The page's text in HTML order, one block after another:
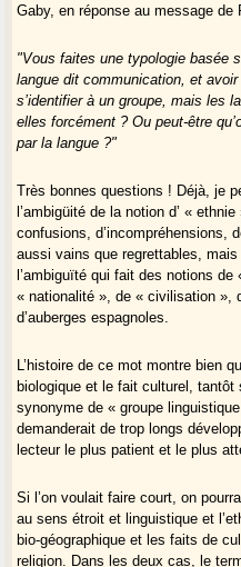
Gaby, en réponse au message
"Vous faites une typologie basée
langue dit communication, et
s’identifier à un groupe, mais les
elles forcément ? Ou peut-être
par la langue ?"
Très bonnes questions ! Déjà, je
l’ambigüité de la notion d’ «
confusions, d’incompréhensions,
aussi vains que regrettables,
l’ambiguïté qui fait des notions
« nationalité », de « civilisation »,
d’auberges espagnoles.
L’histoire de ce mot montre bien
biologique et le fait culturel,
synonyme de « groupe
demanderait de trop longs
lecteur le plus patient et le plus
Si l’on voulait faire court, on
au sens étroit et linguistique et
bio-géographique et les faits de
religion. Dans les deux cas, le